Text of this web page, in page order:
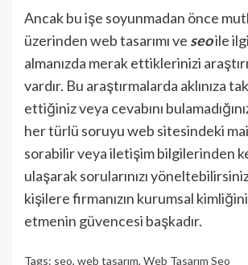
Ancak bu işe soyunmadan önce
üzerinden web tasarımı ve seoile
almanızda merak ettiklerinizi
vardır. Bu araştırmalarda aklınıza
ettiğiniz veya cevabını
her türlü soruyu web sitesindeki
sorabilir veya iletişim bilgilerinden
ulaşarak sorularınızı
kişilere firmanızın kurumsal
etmenin güvencesi başkadır.
Tags: seo, web tasarım, Web Tasarım Seo